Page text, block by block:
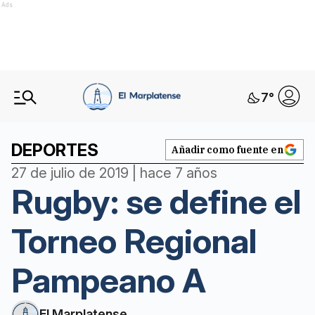
Ads
7°
DEPORTES Añadir como fuente en
27 de julio de 2019 | hace 7 años
Rugby: se define el
Torneo Regional
Pampeano A